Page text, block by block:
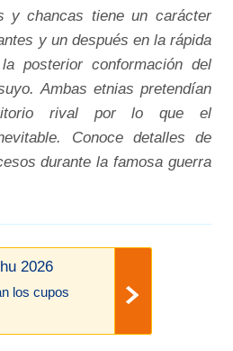
y chancas tiene un carácter
y un después en la rápida
posterior conformación del
Ambas etnias pretendían
rival por lo que el
Conoce detalles de
durante la famosa guerra
2026
los cupos